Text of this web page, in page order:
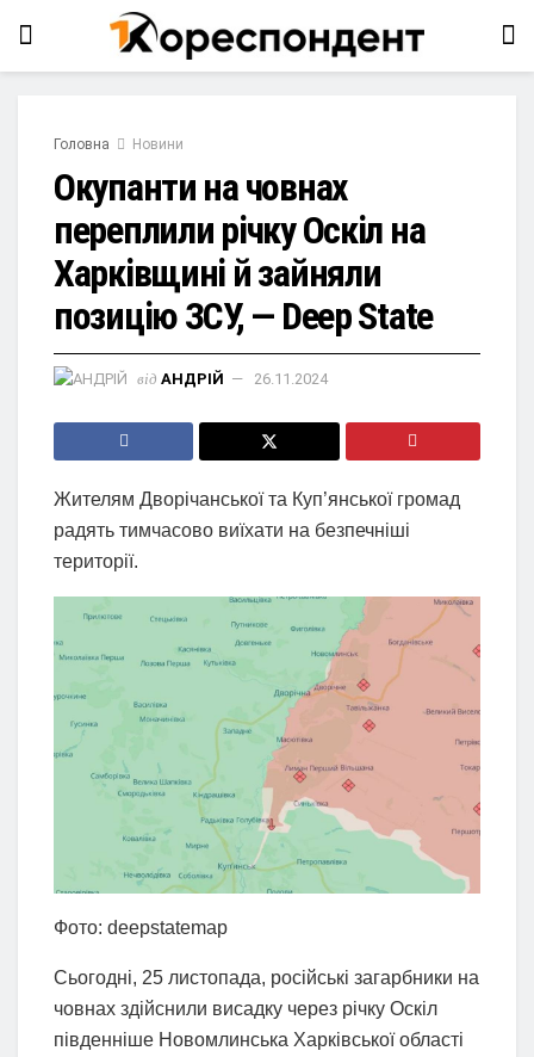
Головна Новини
Окупанти на човнах
переплили річку Оскіл на
Харківщині й зайняли
позицію ЗСУ, — Deep State
від АНДРІЙ 26.11.2024
Жителям Дворічанської та Куп’янської громад
радять тимчасово виїхати на безпечніші
території.
Фото: deepstatemap
Сьогодні, 25 листопада, російські загарбники на
човнах здійснили висадку через річку Оскіл
південніше Новомлинська Харківської області